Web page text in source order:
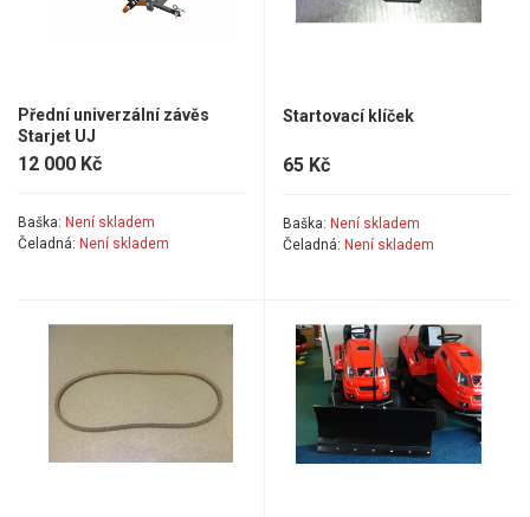
Přední univerzální závěs
Starjet UJ
12 000 Kč
Baška: Není skladem
Čeladná: Není skladem
Startovací klíček
65 Kč
Baška: Není skladem
Čeladná: Není skladem